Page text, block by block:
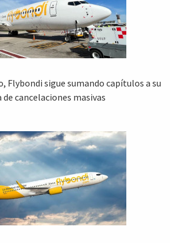
Flybondi sigue sumando capítulos a su
cancelaciones masivas